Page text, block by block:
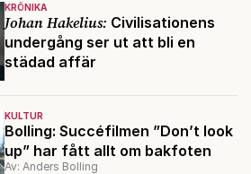
KRÖNIKA
Johan Hakelius: Civilisationens
undergång ser ut att bli en
städad affär
KULTUR
Bolling: Succéfilmen ”Don’t look
up” har fått allt om bakfoten
Av: Anders Bolling